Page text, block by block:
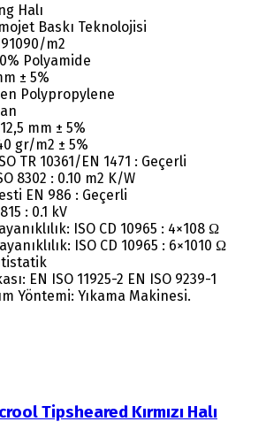
Halı
Baskı Teknolojisi
m2
Polyamide
± 5%
Polypropylene
mm ± 5%
gr/m2 ± 5%
TR 10361/EN 1471 : Geçerli
8302 : 0.10 m2 K/W
EN 986 : Geçerli
: 0.1 kV
ISO CD 10965 : 4×108 Ω
ISO CD 10965 : 6×1010 Ω
EN ISO 11925-2 EN ISO 9239-1
Yöntemi: Yıkama Makinesi.
Tipsheared Kırmızı Halı